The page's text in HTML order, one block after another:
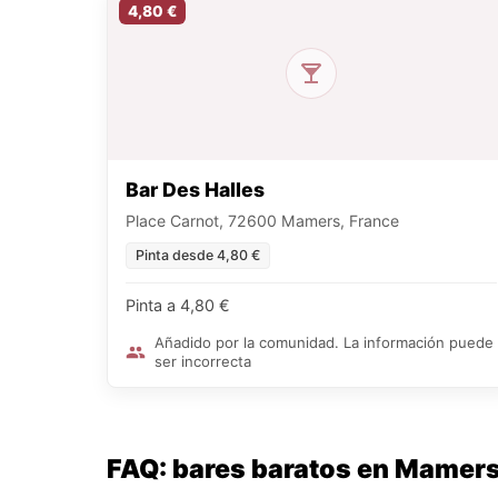
4,80 €
Bar Des Halles
Place Carnot, 72600 Mamers, France
Pinta desde 4,80 €
Pinta a 4,80 €
Añadido por la comunidad. La información puede
ser incorrecta
FAQ: bares baratos en